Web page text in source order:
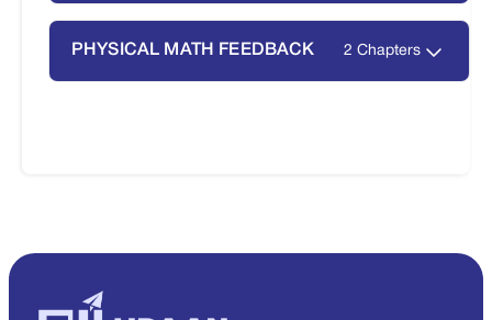
PHYSICAL MATH FEEDBACK 2 Chapters